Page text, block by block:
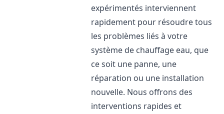
expérimentés interviennent
rapidement pour résoudre tous
les problèmes liés à votre
système de chauffage eau, que
ce soit une panne, une
réparation ou une installation
nouvelle. Nous offrons des
interventions rapides et